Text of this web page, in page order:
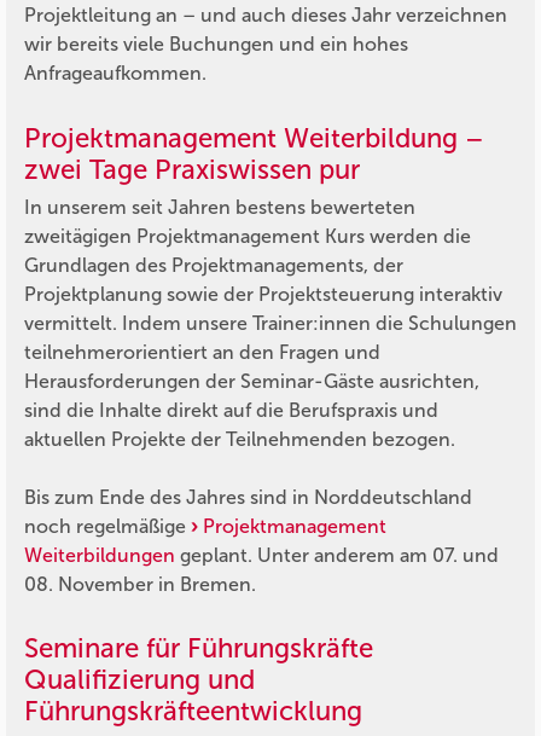
Projektleitung an – und auch dieses Jahr verzeichnen
wir bereits viele Buchungen und ein hohes
Anfrageaufkommen.
Projektmanagement Weiterbildung –
zwei Tage Praxiswissen pur
In unserem seit Jahren bestens bewerteten
zweitägigen Projektmanagement Kurs werden die
Grundlagen des Projektmanagements, der
Projektplanung sowie der Projektsteuerung interaktiv
vermittelt. Indem unsere Trainer:innen die Schulungen
teilnehmerorientiert an den Fragen und
Herausforderungen der Seminar-Gäste ausrichten,
sind die Inhalte direkt auf die Berufspraxis und
aktuellen Projekte der Teilnehmenden bezogen.
Bis zum Ende des Jahres sind in Norddeutschland
noch regelmäßige
Projektmanagement
Weiterbildungen geplant. Unter anderem am 07. und
08. November in Bremen.
Seminare für Führungskräfte
Qualifizierung und
Führungskräfteentwicklung